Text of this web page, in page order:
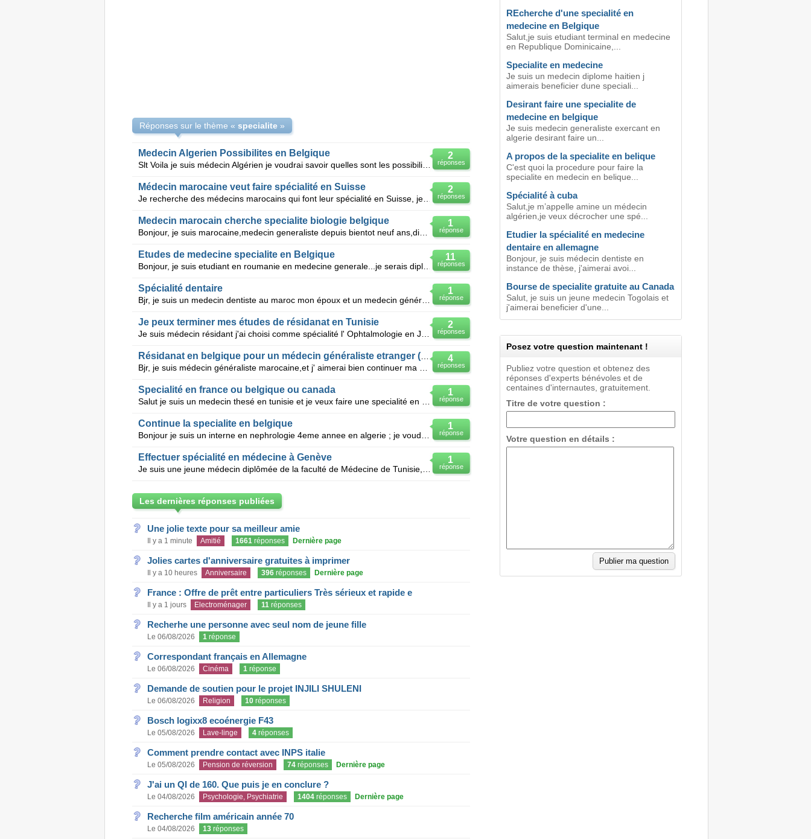
Réponses sur le thème « specialite»
2
réponses
Medecin Algerien Possibilites en Belgique
Slt Voila je suis médecin Algérien je voudrai savoir quelles sont les possibilités qui me sont offe
2
réponses
Médecin marocaine veut faire spécialité en Suisse
Je recherche des médecins marocains qui font leur spécialité en Suisse, je souhaiterai qu'ils m'écla
1
réponse
Medecin marocain cherche specialite biologie belgique
Bonjour, je suis marocaine,medecin generaliste depuis bientot neuf ans,diplomee de la faculté de me
11
réponses
Etudes de medecine specialite en Belgique
Bonjour, je suis etudiant en roumanie en medecine generale...je serais diplome en septembre 2012
1
réponse
Spécialité dentaire
Bjr, je suis un medecin dentiste au maroc mon époux et un medecin généraliste nous voulons términé n
2
réponses
Je peux terminer mes études de résidanat en Tunisie
4
réponses
Résidanat en belgique pour un médecin généraliste etranger (marocain)
1
réponse
Specialité en france ou belgique ou canada
1
réponse
Continue la specialite en belgique
1
réponse
Effectuer spécialité en médecine à Genève
Les dernières réponses publiées
Une jolie texte pour sa meilleur amie
Il y a 1 minute Amitié 1661réponses Dernière page
Jolies cartes d'anniversaire gratuites à imprimer
Il y a 10 heures Anniversaire 396réponses Dernière page
France : Offre de prêt entre particuliers Très sérieux et rapide e
Il y a 1 jours Electroménager 11réponses
Recherhe une personne avec seul nom de jeune fille
Le 06/08/2026 1réponse
Correspondant français en Allemagne
Le 06/08/2026 Cinéma 1réponse
Demande de soutien pour le projet INJILI SHULENI
Le 06/08/2026 Religion 10réponses
Bosch logixx8 ecoénergie F43
Le 05/08/2026 Lave-linge 4réponses
Comment prendre contact avec INPS italie
Le 05/08/2026 Pension de réversion 74réponses Dernière page
J'ai un QI de 160. Que puis je en conclure ?
Le 04/08/2026 Psychologie, Psychiatrie 1404réponses Dernière page
Recherche film américain année 70
Le 04/08/2026 13réponses
REcherche d'une specialité en
medecine en Belgique
Salut,je suis etudiant terminal en medecine
en Republique Dominicaine,...
Specialite en medecine
Je suis un medecin diplome haitien j
aimerais beneficier dune speciali...
Desirant faire une specialite de
medecine en belgique
Je suis medecin generaliste exercant en
algerie desirant faire un...
A propos de la specialite en belique
C'est quoi la procedure pour faire la
specialite en medecin en belique...
Spécialité à cuba
Salut,je m’appelle amine un médecin
algérien,je veux décrocher une spé...
Etudier la spécialité en medecine
dentaire en allemagne
Bonjour, je suis médecin dentiste en
instance de thèse, j'aimerai avoi...
Bourse de specialite gratuite au Canada
Salut, je suis un jeune medecin Togolais et
j'aimerai beneficier d'une...
Posez votre question maintenant !
Publiez votre question et obtenez des
réponses d'experts bénévoles et de
centaines d'internautes, gratuitement.
Titre de votre question :
Votre question en détails :